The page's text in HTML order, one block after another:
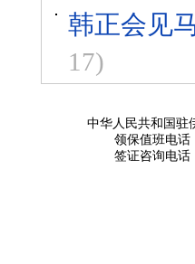
韩正会见
17)
中华人民共和国驻
领保值班电话
签证咨询电话